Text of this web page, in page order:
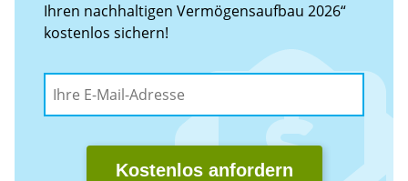
Ihren nachhaltigen Vermögensaufbau 2026“
kostenlos sichern!
Kostenlos anfordern